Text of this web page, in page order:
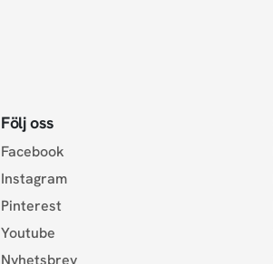
Följ oss
Facebook
Instagram
Pinterest
Youtube
Nyhetsbrev